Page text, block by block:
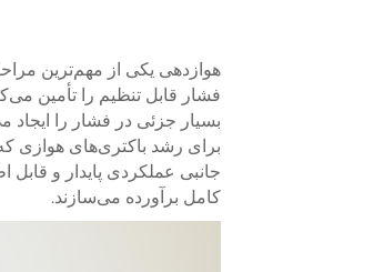
فشار قابل تنظیم را تأمین
بسیار جزئی در فشار را ایجاد
برای رشد باکتری‌های هوازی
جانبی عملکردی پایدار و قابل
کامل برآورده می‌سازند.